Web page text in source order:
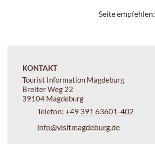
Seite empfehlen:
KONTAKT
Tourist Information Magdeburg
Breiter Weg 22
39104 Magdeburg
Telefon: +49 391 63601-402
info@visitmagdeburg.de